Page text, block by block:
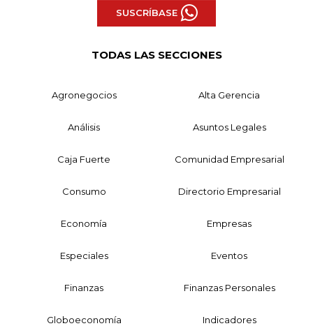
SUSCRÍBASE
TODAS LAS SECCIONES
Agronegocios Alta Gerencia
Análisis Asuntos Legales
Caja Fuerte Comunidad Empresarial
Consumo Directorio Empresarial
Economía Empresas
Especiales Eventos
Finanzas Finanzas Personales
Globoeconomía Indicadores